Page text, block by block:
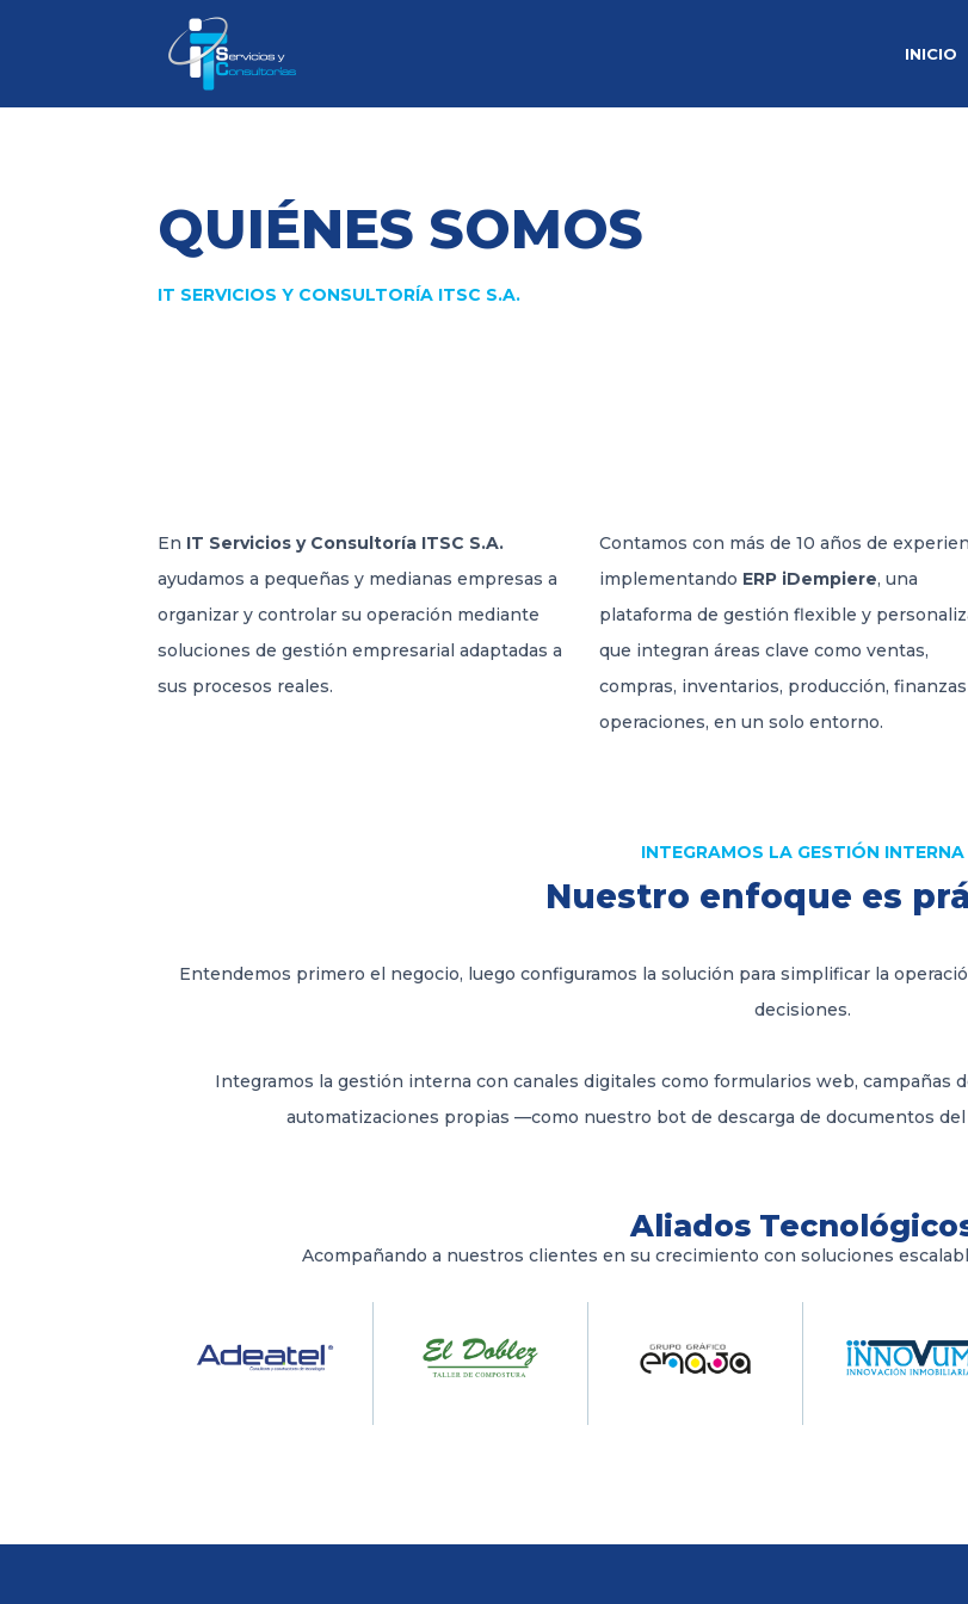
INICIO
QUIÉNES SOMOS
IT SERVICIOS Y CONSULTORÍA ITSC S.A.
En IT Servicios y Consultoría ITSC S.A.
ayudamos a pequeñas y medianas empresas a
organizar y controlar su operación mediante
soluciones de gestión empresarial adaptadas a
sus procesos reales.
Contamos con más de 10 años de
implementando ERP iDempiere, una
plataforma de gestión flexible y
que integran áreas clave como ventas,
compras, inventarios, producción,
operaciones, en un solo entorno.
Nuestro enfoque es
INTEGRAMOS LA GESTIÓN INTERNA
Entendemos primero el negocio, luego configuramos la solución para simplificar la
decisiones.
Integramos la gestión interna con canales digitales como formularios web, campañas
automatizaciones propias —como nuestro bot de descarga de documentos
Aliados
Acompañando a nuestros clientes en su crecimiento con soluciones